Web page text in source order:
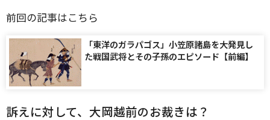
前回の記事はこちら
「東洋のガラパゴス」小笠原諸島を大発見し
た戦国武将とその子孫のエピソード【前編】
訴えに対して、大岡越前のお裁きは？